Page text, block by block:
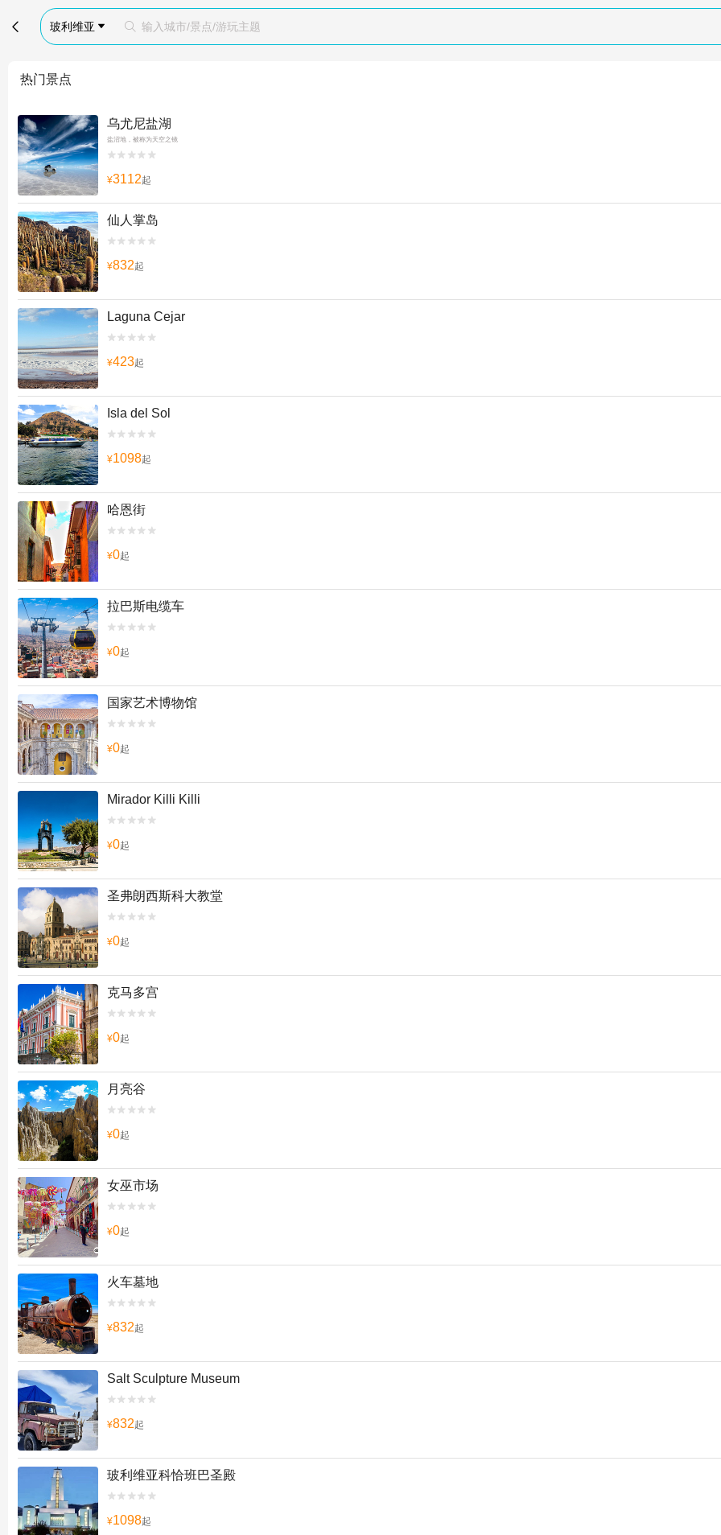
 玻利维亚   输入城市/景点/游玩主题
热门景点
乌尤尼盐湖
盐沼地，被称为天空之镜


¥3112起
仙人掌岛


¥832起
Laguna Cejar


¥423起
Isla del Sol


¥1098起
哈恩街


¥0起
拉巴斯电缆车


¥0起
国家艺术博物馆


¥0起
Mirador Killi Killi


¥0起
圣弗朗西斯科大教堂


¥0起
克马多宫


¥0起
月亮谷


¥0起
女巫市场


¥0起
火车墓地


¥832起
Salt Sculpture Museum


¥832起
玻利维亚科恰班巴圣殿


¥1098起